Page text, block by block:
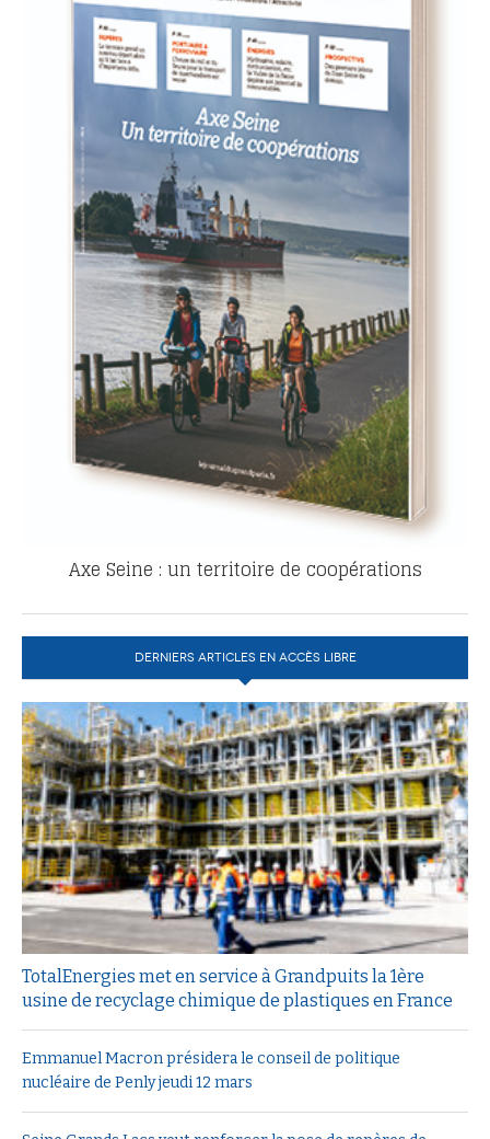
Axe Seine : un territoire de coopérations
DERNIERS ARTICLES EN ACCÈS LIBRE
TotalEnergies met en service à Grandpuits la 1ère
usine de recyclage chimique de plastiques en France
Emmanuel Macron présidera le conseil de politique
nucléaire de Penly jeudi 12 mars